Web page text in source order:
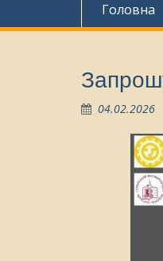
Головна
04.02.2026